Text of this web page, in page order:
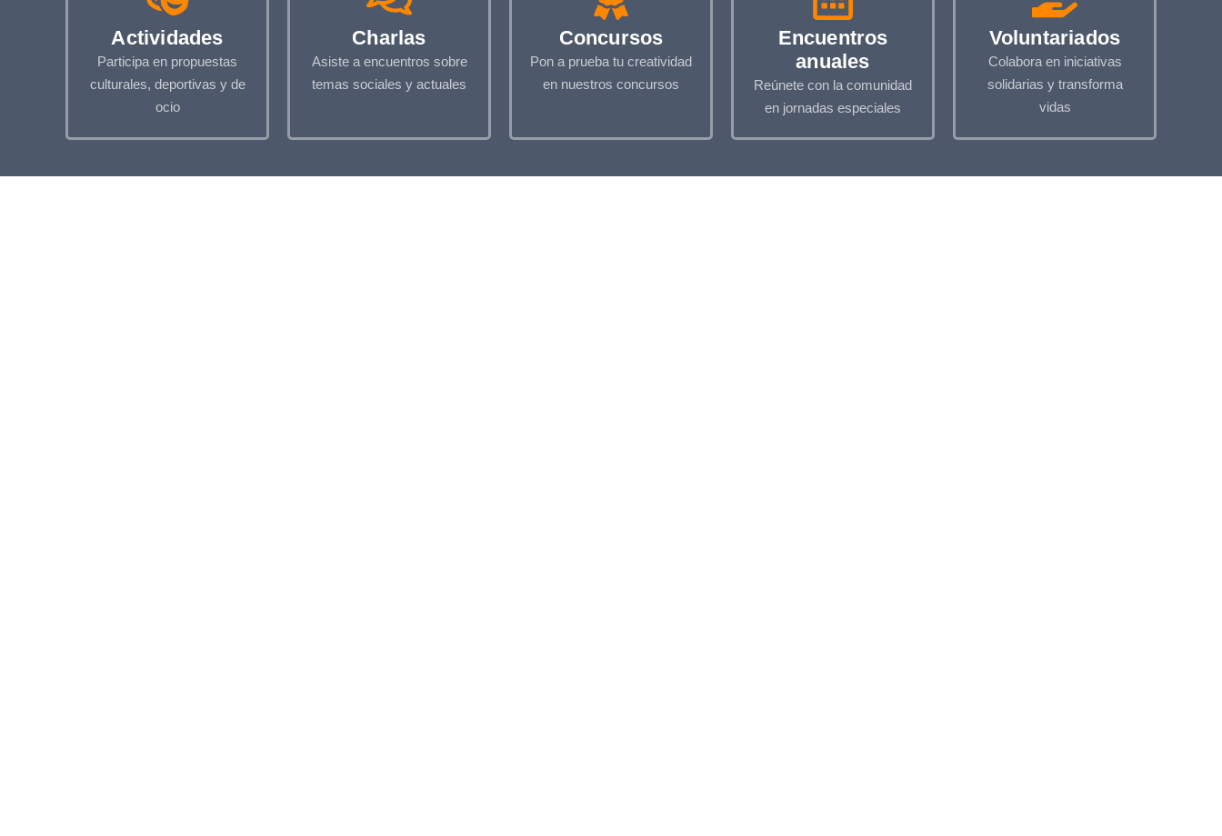
Actividades
Participa en propuestas
culturales, deportivas y de
ocio
Charlas
Asiste a encuentros sobre
temas sociales y actuales
Concursos
Pon a prueba tu creatividad
en nuestros concursos
Encuentros
anuales
Reúnete con la comunidad
en jornadas especiales
Voluntariados
Colabora en iniciativas
solidarias y transforma
vidas